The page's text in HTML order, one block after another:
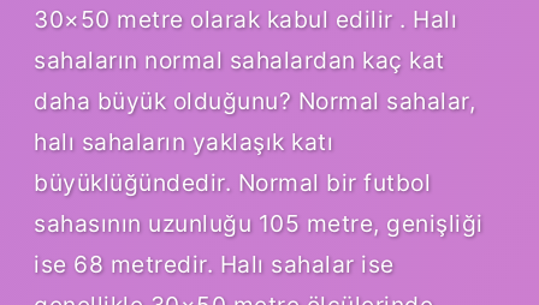
30×50 metre olarak kabul edilir . Halı
sahaların normal sahalardan kaç kat
daha büyük olduğunu? Normal sahalar,
halı sahaların yaklaşık katı
büyüklüğündedir. Normal bir futbol
sahasının uzunluğu 105 metre, genişliği
ise 68 metredir. Halı sahalar ise